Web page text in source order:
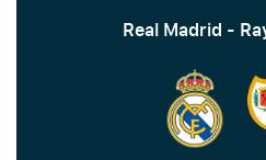
Real Madrid -